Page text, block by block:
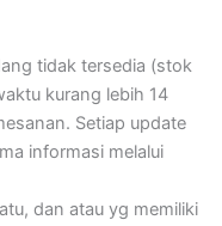
tidak tersedia (stok
kurang lebih 14
Setiap update
informasi melalui
dan atau yg memiliki